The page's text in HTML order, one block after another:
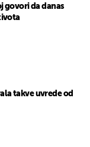
govori da danas
takve uvrede od